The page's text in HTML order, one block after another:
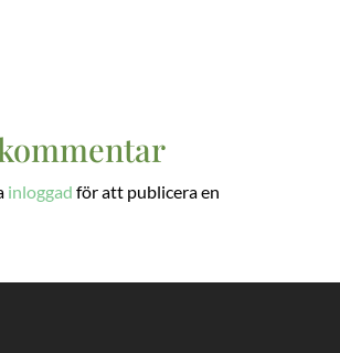
inloggad för att publicera en